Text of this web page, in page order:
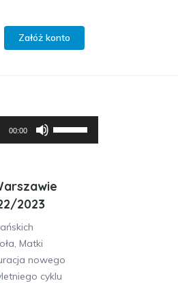
Załóż konto
00:00
dołu
głośność.
2023
Matki
nowego
cyklu